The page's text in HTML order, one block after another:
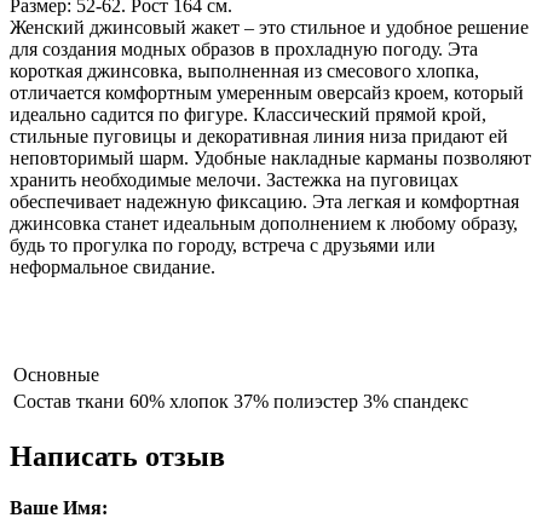
Размер: 52-62. Рост 164 см.
Женский джинсовый жакет – это стильное и удобное решение
для создания модных образов в прохладную погоду. Эта
короткая джинсовка, выполненная из смесового хлопка,
отличается комфортным умеренным оверсайз кроем, который
идеально садится по фигуре. Классический прямой крой,
стильные пуговицы и декоративная линия низа придают ей
неповторимый шарм. Удобные накладные карманы позволяют
хранить необходимые мелочи. Застежка на пуговицах
обеспечивает надежную фиксацию. Эта легкая и комфортная
джинсовка станет идеальным дополнением к любому образу,
будь то прогулка по городу, встреча с друзьями или
неформальное свидание.
Основные
Состав ткани 60% хлопок 37% полиэстер 3% спандекс
Написать отзыв
Ваше Имя: